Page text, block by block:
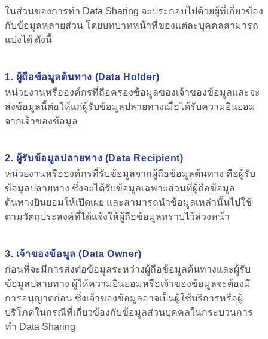
ในส่วนของการทำ Data Sharing จะประกอบไปด้วยผู้ที่เกี่ยวข้อง
กับข้อมูลหลายส่วน โดยบทบาทหน้าที่ของแต่ละบุคคลสามารถ
แบ่งได้ ดังนี้
1. ผู้ถือข้อมูลต้นทาง (Data Holder)
หน่วยงานหรือองค์กรที่ถือครองข้อมูลของเจ้าของข้อมูลและจะ
ส่งข้อมูลนี้ต่อให้แก่ผู้รับข้อมูลปลายทางเมื่อได้รับความยินยอม
จากเจ้าของข้อมูล
2. ผู้รับข้อมูลปลายทาง (Data Recipient)
หน่วยงานหรือองค์กรที่รับข้อมูลจากผู้ถือข้อมูลต้นทาง คือผู้รับ
ข้อมูลปลายทาง ซึ่งจะได้รับข้อมูลเฉพาะส่วนที่ผู้ถือข้อมูล
ต้นทางยินยอมให้เปิดเผย และสามารถนำข้อมูลเหล่านั้นไปใช้
ตามวัตถุประสงค์ที่ได้แจ้งให้ผู้ถือข้อมูลทราบไว้ล่วงหน้า
3. เจ้าของข้อมูล (Data Owner)
ก่อนที่จะมีการส่งต่อข้อมูลระหว่างผู้ถือข้อมูลต้นทางและผู้รับ
ข้อมูลปลายทาง ผู้ให้ความยินยอมหรือเจ้าของข้อมูลจะต้องมี
การอนุญาตก่อน ซึ่งเจ้าของข้อมูลอาจเป็นผู้ใช้บริการหรือผู้
บริโภคในกรณีที่เกี่ยวข้องกับข้อมูลส่วนบุคคลในกระบวนการ
ทำ Data Sharing